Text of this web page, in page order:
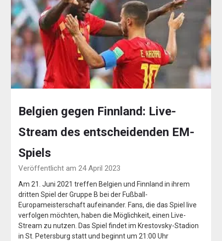
Belgien gegen Finnland: Live-
Stream des entscheidenden EM-
Spiels
Veröffentlicht am 24 April 2023
Am 21. Juni 2021 treffen Belgien und Finnland in ihrem
dritten Spiel der Gruppe B bei der Fußball-
Europameisterschaft aufeinander. Fans, die das Spiel live
verfolgen möchten, haben die Möglichkeit, einen Live-
Stream zu nutzen. Das Spiel findet im Krestovsky-Stadion
in St. Petersburg statt und beginnt um 21:00 Uhr